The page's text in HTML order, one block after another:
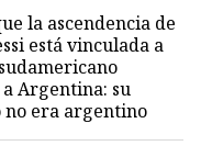
la ascendencia de
está vinculada a
Argentina: su
no era argentino